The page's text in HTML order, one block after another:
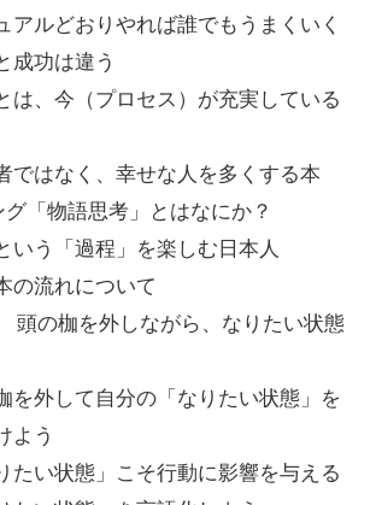
アルどおりやれば誰でもうまくいく
成功は違う
は、今（プロセス）が充実している
ではなく、幸せな人を多くする本
「物語思考」とはなにか？
いう「過程」を楽しむ日本人
の流れについて
頭の枷を外しながら、なりたい状態
を外して自分の「なりたい状態」を
よう
たい状態」こそ行動に影響を与える